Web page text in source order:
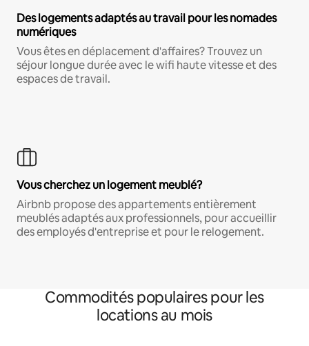
Des logements adaptés au travail pour les nomades
numériques
Vous êtes en déplacement d'affaires? Trouvez un
séjour longue durée avec le wifi haute vitesse et des
espaces de travail.
Vous cherchez un logement meublé?
Airbnb propose des appartements entièrement
meublés adaptés aux professionnels, pour accueillir
des employés d'entreprise et pour le relogement.
Commodités populaires pour les
locations au mois